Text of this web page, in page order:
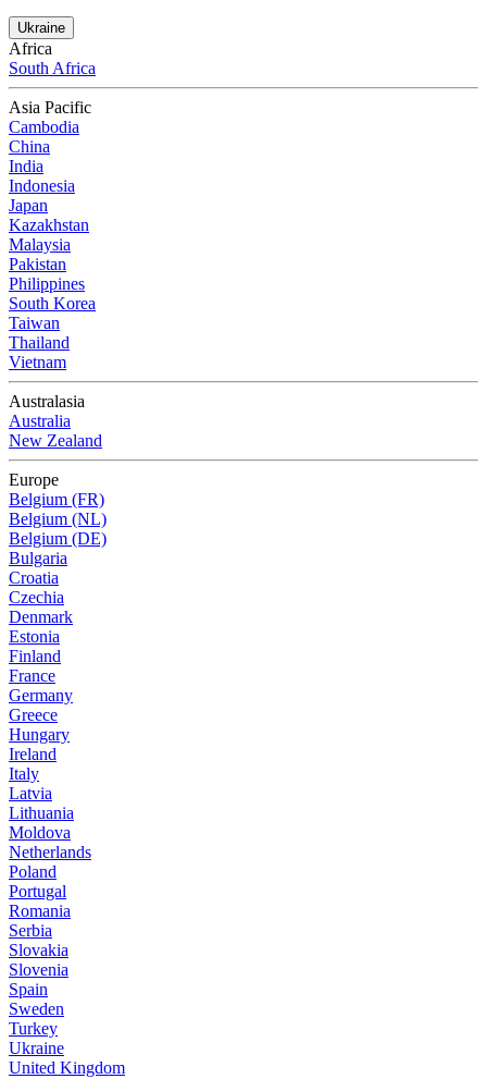
Ukraine
Africa
South Africa
Asia Pacific
Cambodia
China
India
Indonesia
Japan
Kazakhstan
Malaysia
Pakistan
Philippines
South Korea
Taiwan
Thailand
Vietnam
Australasia
Australia
New Zealand
Europe
Belgium (FR)
Belgium (NL)
Belgium (DE)
Bulgaria
Croatia
Czechia
Denmark
Estonia
Finland
France
Germany
Greece
Hungary
Ireland
Italy
Latvia
Lithuania
Moldova
Netherlands
Poland
Portugal
Romania
Serbia
Slovakia
Slovenia
Spain
Sweden
Turkey
Ukraine
United Kingdom